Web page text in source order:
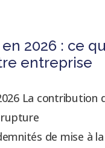
2026 : ce
entreprise
La contribution
rupture
de mise à la